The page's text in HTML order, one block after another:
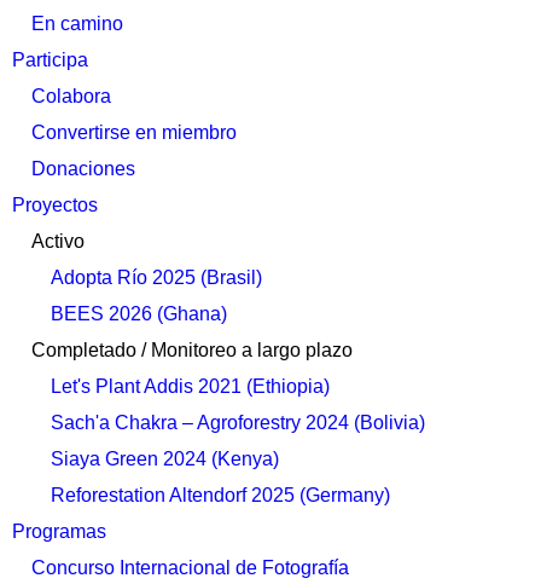
En camino
Participa
Colabora
Convertirse en miembro
Donaciones
Proyectos
Activo
Adopta Río 2025 (Brasil)
BEES 2026 (Ghana)
Completado / Monitoreo a largo plazo
Let's Plant Addis 2021 (Ethiopia)
Sach'a Chakra – Agroforestry 2024 (Bolivia)
Siaya Green 2024 (Kenya)
Reforestation Altendorf 2025 (Germany)
Programas
Concurso Internacional de Fotografía